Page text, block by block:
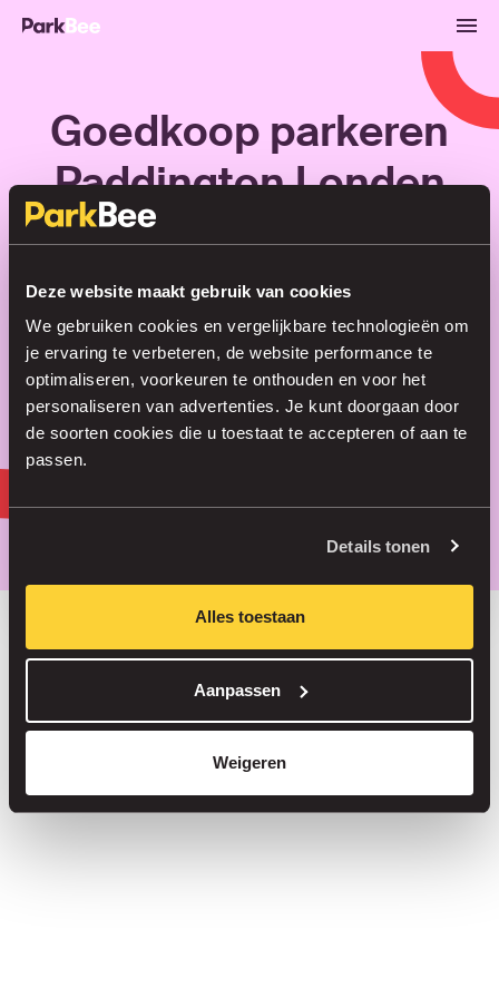
Deze website maakt gebruik van cookies
We gebruiken cookies en vergelijkbare technologieën om
je ervaring te verbeteren, de website performance te
optimaliseren, voorkeuren te onthouden en voor het
personaliseren van advertenties. Je kunt doorgaan door
de soorten cookies die u toestaat te accepteren of aan te
passen.
Details tonen
Alles toestaan
Aanpassen
Weigeren
Goedkoop parkeren
Paddington Londen
Regel je parkeerplek in no time
Parkeer slimmer, met onze app.
Bespaar tot 30% in onze parkeergarages
Straatparkeren zonder servicekosten